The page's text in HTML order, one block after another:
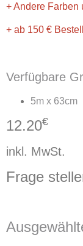
+ Andere Farben
+ ab 150 €
Verfügbare
5m x 63cm
12.20€
inkl. MwSt.
Frage